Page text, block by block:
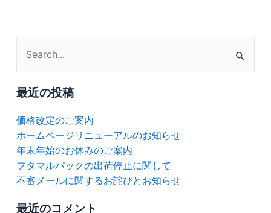
索
対
象:
最近の投稿
価格改定のご案内
ホームページリニューアルのお知らせ
年末年始のお休みのご案内
フタマルパックの出荷停止に関して
不審メールに関するお詫びとお知らせ
最近のコメント